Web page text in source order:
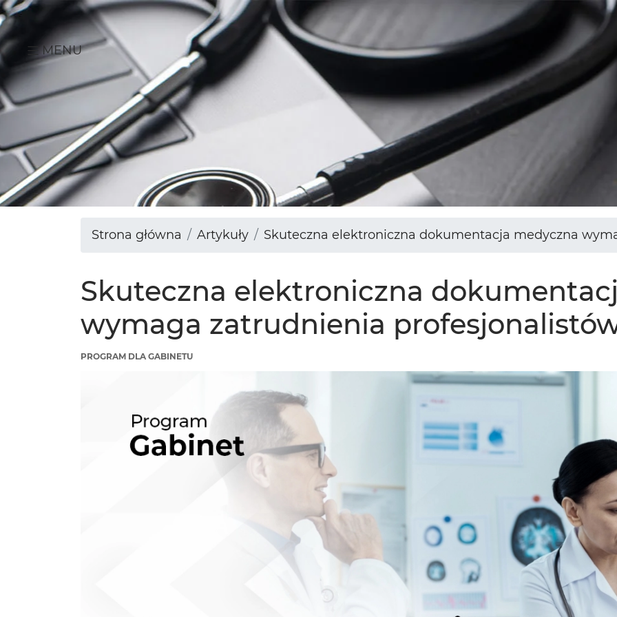
MENU
Strona główna Artykuły Skuteczna elektroniczna dokumentacja medyczna
Skuteczna elektroniczna
wymaga zatrudnienia
PROGRAM DLA GABINETU